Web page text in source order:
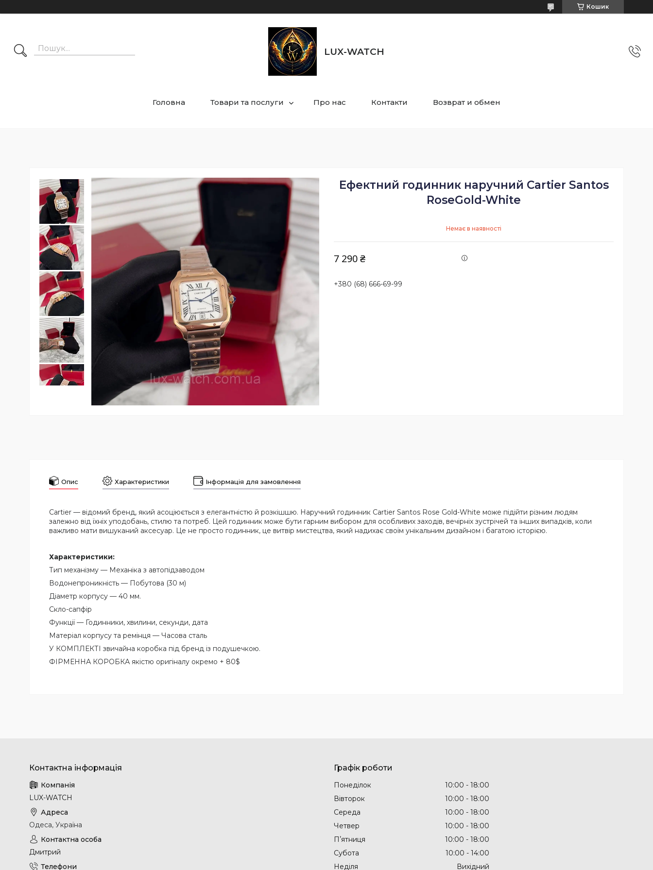
Кошик
LUX-WATCH
Головна Товари та послуги Про нас Контакти Возврат и обмен
Ефектний годинник наручний Cartier Santos
RoseGold-White
Немає в наявності
7 290 ₴
+380 (68) 666-69-99
Опис Характеристики Інформація для замовлення
Cartier — відомий бренд, який асоціюється з елегантністю й розкішшю. Наручний годинник Cartier Santos Rose Gold-White може підійти різним людям
залежно від їхніх уподобань, стилю та потреб. Цей годинник може бути гарним вибором для особливих заходів, вечірніх зустрічей та інших випадків, коли
важливо мати вишуканий аксесуар. Це не просто годинник, це витвір мистецтва, який надихає своїм унікальним дизайном і багатою історією.
Характеристики:
Тип механізму — Механіка з автопідзаводом
Водонепроникність — Побутова (30 м)
Діаметр корпусу — 40 мм.
Скло-сапфір
Функції — Годинники, хвилини, секунди, дата
Матеріал корпусу та ремінця — Часова сталь
У КОМПЛЕКТІ звичайна коробка під бренд із подушечкою.
ФІРМЕННА КОРОБКА якістю оригіналу окремо + 80$
LUX-WATCH
Одеса, Україна
Дмитрий
Графік роботи
Понеділок 10:00
18:00
Вівторок
10:00
18:00
Середа
10:00
18:00
Четвер
10:00
18:00
Пʼятниця
10:00
18:00
Субота
10:00
14:00
Неділя
Вихідний